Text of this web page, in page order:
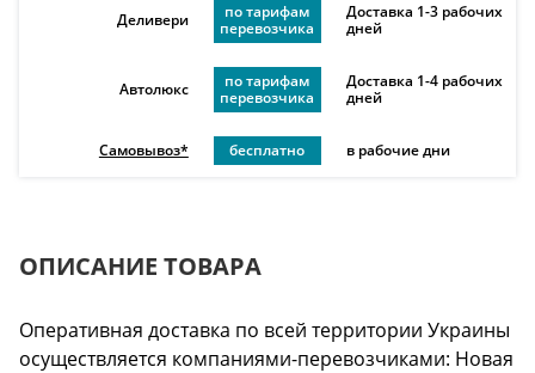
Деливери
по тарифам
перевозчика
Доставка 1-3 рабочих
дней
Автолюкс
по тарифам
перевозчика
Доставка 1-4 рабочих
дней
Самовывоз* бесплатно в рабочие дни
ОПИСАНИЕ ТОВАРА
Оперативная доставка по всей территории Украины
осуществляется компаниями-перевозчиками: Новая